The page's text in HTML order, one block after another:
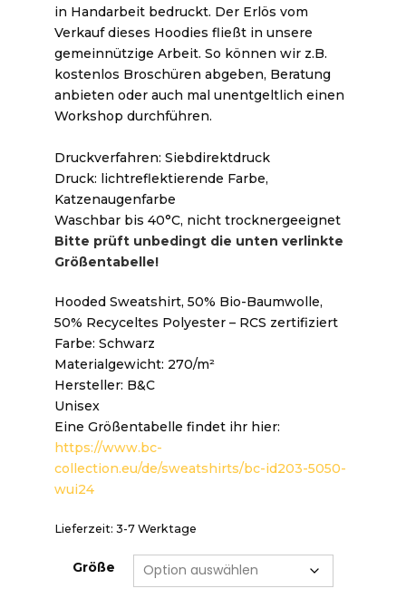
in Handarbeit bedruckt. Der Erlös vom
Verkauf dieses Hoodies fließt in unsere
gemeinnützige Arbeit. So können wir z.B.
kostenlos Broschüren abgeben, Beratung
anbieten oder auch mal unentgeltlich einen
Workshop durchführen.
Druckverfahren: Siebdirektdruck
Druck: lichtreflektierende Farbe,
Katzenaugenfarbe
Waschbar bis 40°C, nicht trocknergeeignet
Bitte prüft unbedingt die unten verlinkte
Größentabelle!
Hooded Sweatshirt, 50% Bio-Baumwolle,
50% Recyceltes Polyester – RCS zertifiziert
Farbe: Schwarz
Materialgewicht: 270/m²
Hersteller: B&C
Unisex
Eine Größentabelle findet ihr hier:
https://www.bc-
collection.eu/de/sweatshirts/bc-id203-5050-
wui24
Lieferzeit: 3-7 Werktage
Größe